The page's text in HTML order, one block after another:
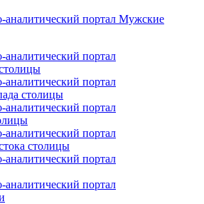
портал Мужские
портал
портал
столицы
портал
портал
столицы
портал
портал